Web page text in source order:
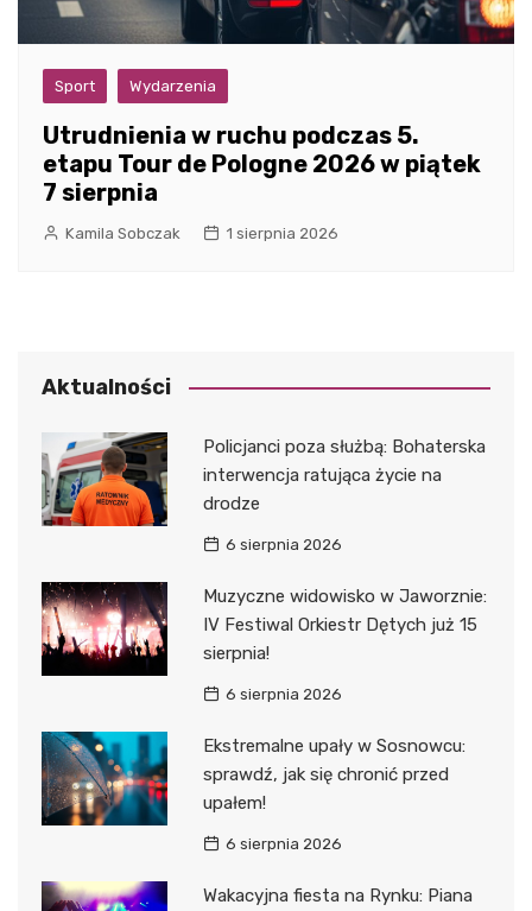
Sport Wydarzenia
Utrudnienia w ruchu podczas 5.
etapu Tour de Pologne 2026 w piątek
7 sierpnia
Kamila Sobczak 1 sierpnia 2026
Aktualności
Policjanci poza służbą: Bohaterska
interwencja ratująca życie na
drodze
6 sierpnia 2026
Muzyczne widowisko w Jaworznie:
IV Festiwal Orkiestr Dętych już 15
sierpnia!
6 sierpnia 2026
Ekstremalne upały w Sosnowcu:
sprawdź, jak się chronić przed
upałem!
6 sierpnia 2026
Wakacyjna fiesta na Rynku: Piana